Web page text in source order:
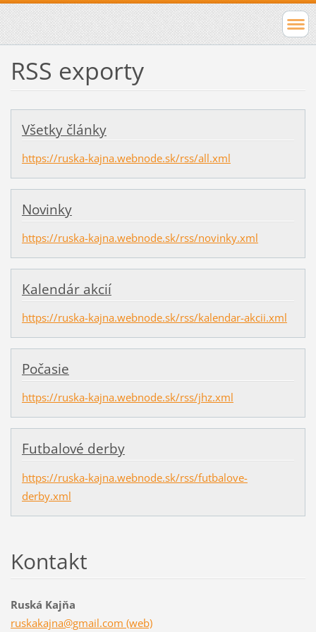
RSS exporty
Všetky články
https://ruska-kajna.webnode.sk/rss/all.xml
Novinky
https://ruska-kajna.webnode.sk/rss/novinky.xml
Kalendár akcií
https://ruska-kajna.webnode.sk/rss/kalendar-akcii.xml
Počasie
https://ruska-kajna.webnode.sk/rss/jhz.xml
Futbalové derby
https://ruska-kajna.webnode.sk/rss/futbalove-
derby.xml
Kontakt
Ruská Kajňa
ruskakajna@gmail.com (web)